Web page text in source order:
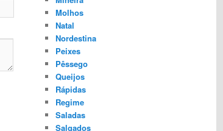
Molhos
Natal
Nordestina
Peixes
Pêssego
Queijos
Rápidas
Regime
Saladas
Salgados